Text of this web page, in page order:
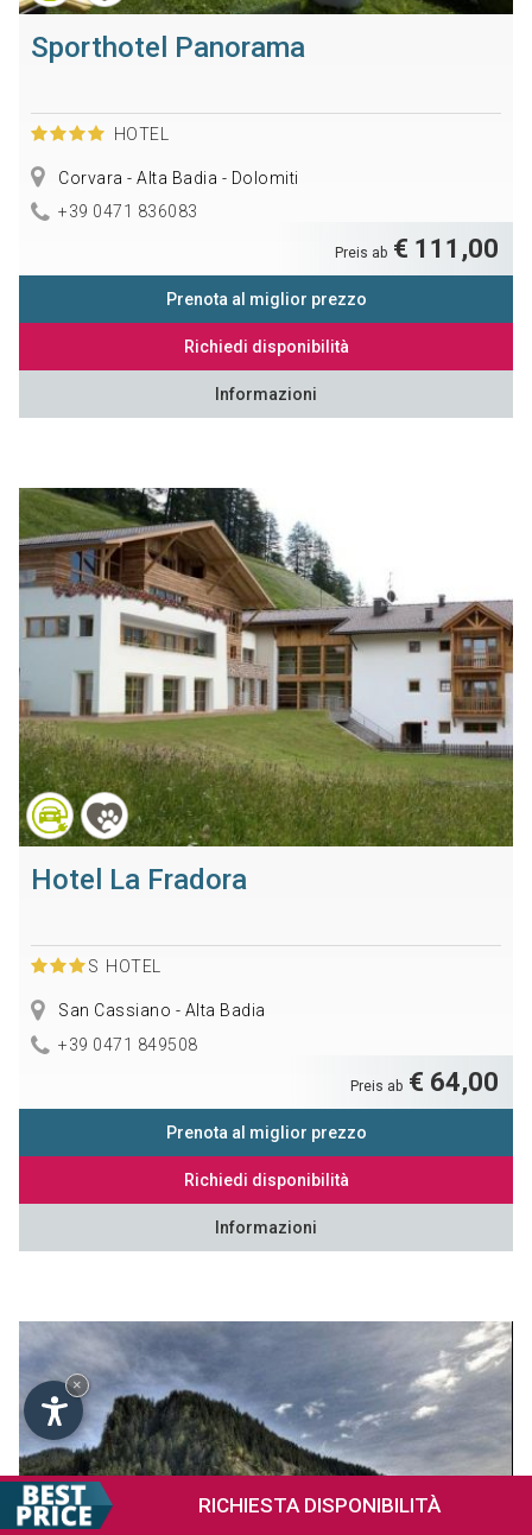
RICHIESTA DISPONIBILITÀ
Sporthotel Panorama
HOTEL
Corvara - Alta Badia - Dolomiti
+39 0471 836083
Preis ab € 111,00
Prenota al miglior prezzo
Richiedi disponibilità
Informazioni
Hotel La Fradora
S HOTEL
San Cassiano - Alta Badia
+39 0471 849508
Preis ab € 64,00
Prenota al miglior prezzo
Richiedi disponibilità
Informazioni
×